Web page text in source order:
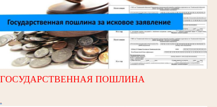
ГОСУДАРСТВЕННАЯ ПОШЛИНА